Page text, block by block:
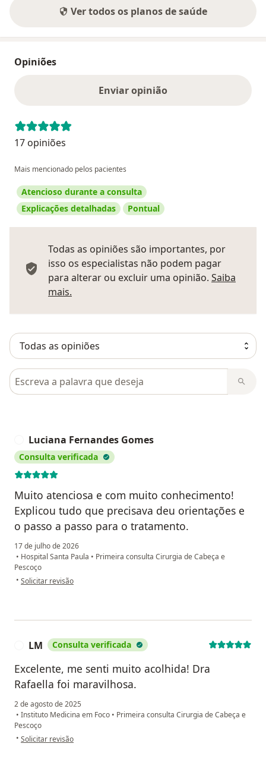
Ver todos os planos de saúde
Opiniões
Enviar opinião
17 opiniões
Mais mencionado pelos pacientes
Atencioso durante a consulta
Explicações detalhadas
Pontual
Todas as opiniões são importantes, por
isso os especialistas não podem pagar
para alterar ou excluir uma opinião. Saiba
mais.
Pesquisar em opiniões
Luciana Fernandes Gomes
Consulta verificada
Muito atenciosa e com muito conhecimento!
Explicou tudo que precisava deu orientações e
o passo a passo para o tratamento.
17 de julho de 2026
• Hospital Santa Paula • Primeira consulta Cirurgia de Cabeça e
Pescoço
• na opinião do utilizador Luciana Fernandes Gomes
Solicitar revisão
LM Consulta verificada
Excelente, me senti muito acolhida! Dra
Rafaella foi maravilhosa.
2 de agosto de 2025
• Instituto Medicina em Foco • Primeira consulta Cirurgia de Cabeça e
Pescoço
• na opinião do utilizador LM
Solicitar revisão